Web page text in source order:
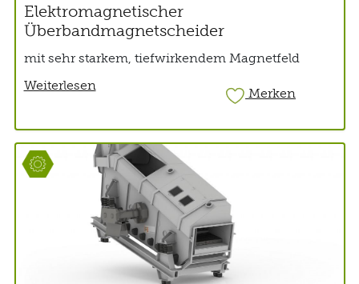
Elektromagnetischer
Überbandmagnetscheider
mit sehr starkem, tiefwirkendem Magnetfeld
Weiterlesen
Merken